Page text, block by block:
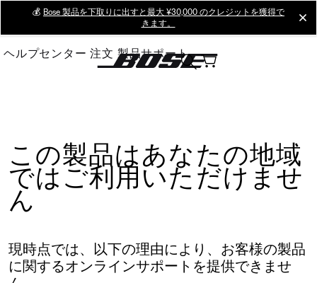
Main
💰 Bose 製品を下取りに出すと最大 ¥30,000 のクレジットを獲得で
きます。
ヘルプセンター 注文 製品サポート
この製品はあなたの地域
ではご利用いただけませ
ん
現時点では、以下の理由により、お客様の製品
に関するオンラインサポートを提供できませ